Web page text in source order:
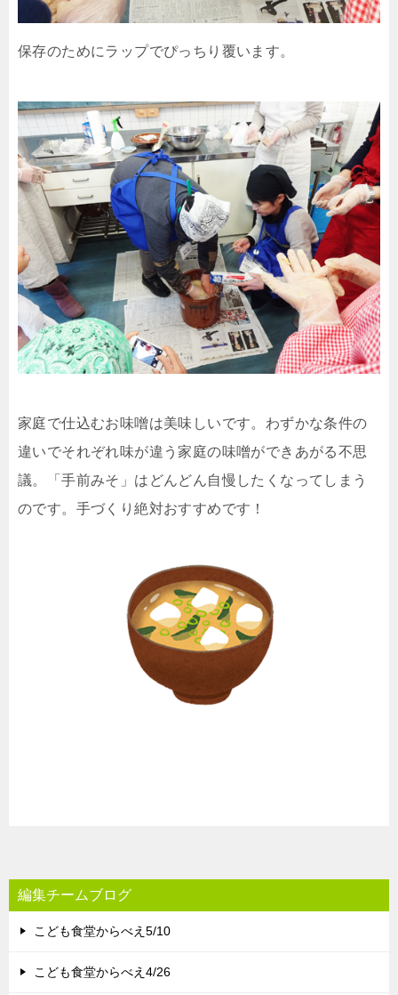
保存のためにラップでぴっちり覆います。
家庭で仕込むお味噌は美味しいです。わずかな条件の
違いでそれぞれ味が違う家庭の味噌ができあがる不思
議。「手前みそ」はどんどん自慢したくなってしまう
のです。手づくり絶対おすすめです！
編集チームブログ
こども食堂からべえ5/10
こども食堂からべえ4/26